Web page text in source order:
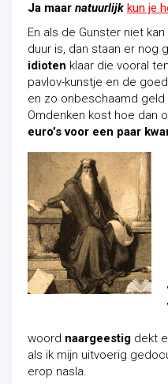
Ja maar natuurlijk kun je
En als de Gunster niet
duur is, dan staan er nog
idioten klaar die vooral
pavlov-kunstje en de
en zo onbeschaamd geld
Omdenken kost hoe dan
euro’s voor een paar
woord naargeestig dekt
als ik mijn uitvoerig
erop nasla.